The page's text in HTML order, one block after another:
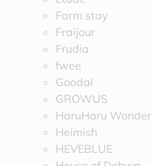
Farm stay
Fraijour
Frudia
fwee
Goodal
GROWUS
HaruHaru Wonder
Heimish
HEVEBLUE